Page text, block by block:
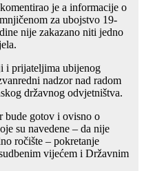
je a informacije o
za ubojstvo 19-
nije zakazano niti jedno
i prijateljima ubijenog
nadzor nad radom
državnog odvjetništva.
bude gotov i ovisno o
su navedene – da nije
ročište – pokretanje
vijećem i Državnim